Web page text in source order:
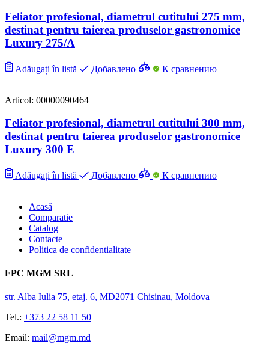
Feliator profesional, diametrul cutitului 275 mm,
destinat pentru taierea produselor gastronomice
Luxury 275/A
Adăugați în listă Добавлено К сравнению
Articol: 00000090464
Feliator profesional, diametrul cutitului 300 mm,
destinat pentru taierea produselor gastronomice
Luxury 300 E
Adăugați în listă Добавлено К сравнению
Acasă
Comparatie
Catalog
Contacte
Politica de confidentialitate
FPC MGM SRL
str. Alba Iulia 75, etaj. 6, MD2071 Chisinau, Moldova
Tel.: +373 22 58 11 50
Email: mail@mgm.md